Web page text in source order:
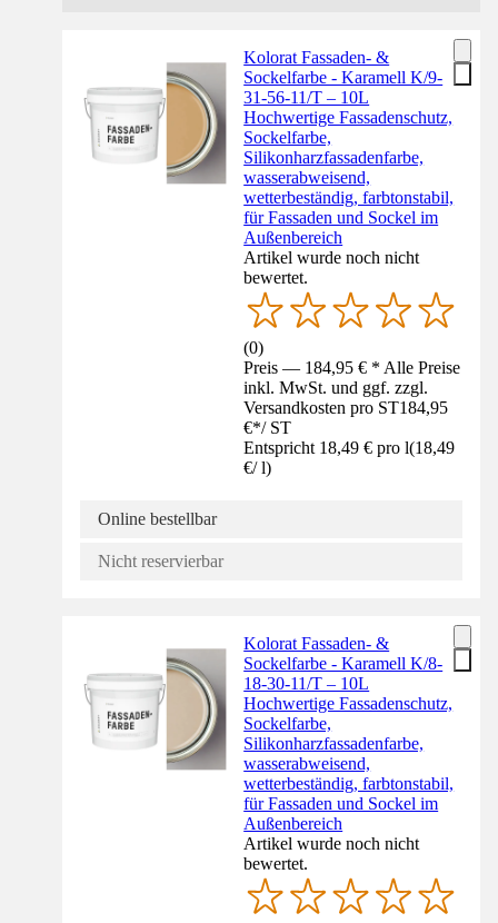
Kolorat Fassaden- &
Sockelfarbe - Karamell K/9-
31-56-11/T – 10L
Hochwertige Fassadenschutz,
Sockelfarbe,
Silikonharzfassadenfarbe,
wasserabweisend,
wetterbeständig, farbtonstabil,
für Fassaden und Sockel im
Außenbereich
Artikel wurde noch nicht
bewertet.
(0)
Preis — 184,95 € * Alle Preise
inkl. MwSt. und ggf. zzgl.
Versandkosten pro ST184,95
€*/ ST
Entspricht 18,49 € pro l(18,49
€/ l)
Online bestellbar
Nicht reservierbar
Kolorat Fassaden- &
Sockelfarbe - Karamell K/8-
18-30-11/T – 10L
Hochwertige Fassadenschutz,
Sockelfarbe,
Silikonharzfassadenfarbe,
wasserabweisend,
wetterbeständig, farbtonstabil,
für Fassaden und Sockel im
Außenbereich
Artikel wurde noch nicht
bewertet.